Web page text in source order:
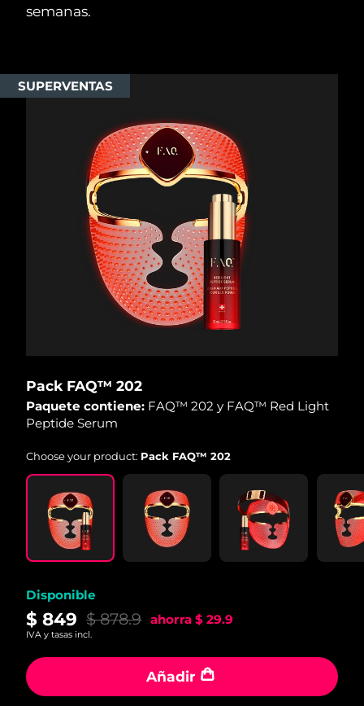
semanas.
SUPERVENTAS
Pack FAQ™ 202
Paquete contiene: FAQ™ 202 y FAQ™ Red Light
Peptide Serum
Choose your product: Pack FAQ™ 202
Disponible
$ 849 $ 878.9 ahorra $ 29.9
IVA y tasas incl.
Añadir